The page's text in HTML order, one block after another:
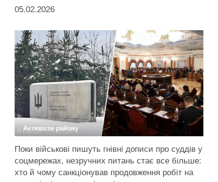
05.02.2026
Активісти району
Поки військові пишуть гнівні дописи про суддів у
соцмережах, незручних питань стає все більше:
хто й чому санкціонував продовження робіт на